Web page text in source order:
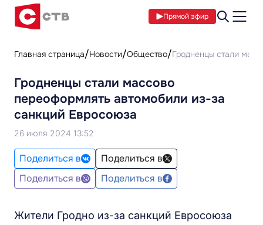
Прямой эфир
Главная страница Новости Общество Гродненцы стали
Гродненцы стали массово
переоформлять автомобили из-за
санкций Евросоюза
26 июля 2024 13:52
Поделиться в
Поделиться в
Поделиться в
Поделиться в
Жители Гродно из-за санкций Евросоюза